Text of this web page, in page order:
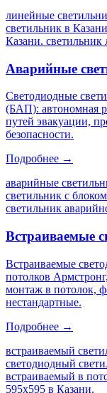
линейные
светильник в
Казани.
Аварийные
Светодиодные
(БАП): автономная
путей эвакуации,
безопасности.
Подробнее →
аварийные
светильник с
светильник
Встраиваемые
Встраиваемые
потолков
монтаж в потолок,
нестандартные.
Подробнее →
встраиваемый
светодиодный
встраиваемый в
595х595 в Казани.